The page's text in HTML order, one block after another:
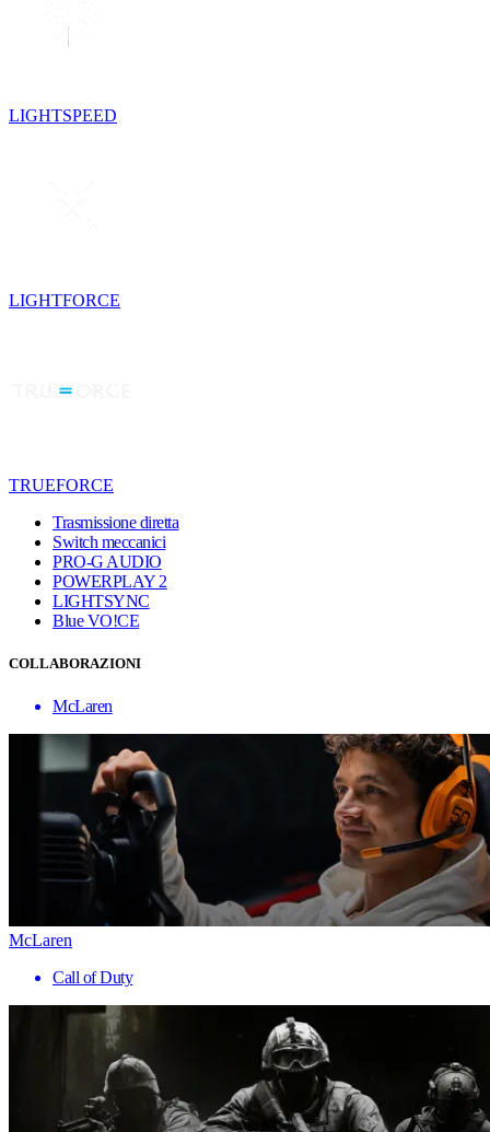
LIGHTSPEED
LIGHTFORCE
TRUEFORCE
Trasmissione diretta
Switch meccanici
PRO-G AUDIO
POWERPLAY 2
LIGHTSYNC
Blue VO!CE
COLLABORAZIONI
McLaren
McLaren
Call of Duty